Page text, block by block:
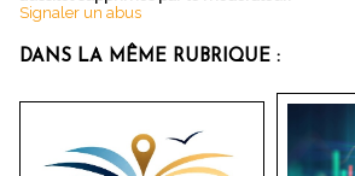
Signaler un abus
DANS LA MÊME RUBRIQUE :